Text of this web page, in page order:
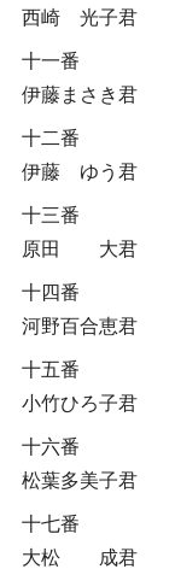
西崎 光子君
十一番
伊藤まさき君
十二番
伊藤 ゆう君
十三番
原田 大君
十四番
河野百合恵君
十五番
小竹ひろ子君
十六番
松葉多美子君
十七番
大松 成君